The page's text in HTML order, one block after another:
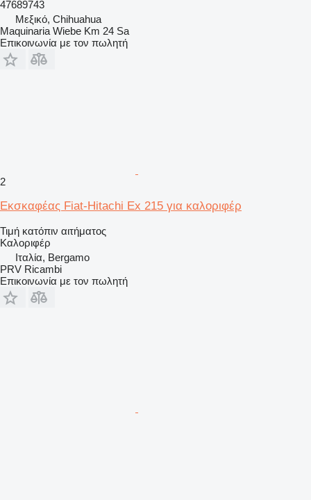
47689743
Μεξικό, Chihuahua
Maquinaria Wiebe Km 24 Sa
Επικοινωνία με τον πωλητή
2
Εκσκαφέας Fiat-Hitachi Ex 215 για καλοριφέρ
Τιμή κατόπιν αιτήματος
Καλοριφέρ
Ιταλία, Bergamo
PRV Ricambi
Επικοινωνία με τον πωλητή